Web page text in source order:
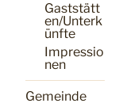
Gaststätt
en/Unterk
ünfte
Impressio
nen
Gemeinde